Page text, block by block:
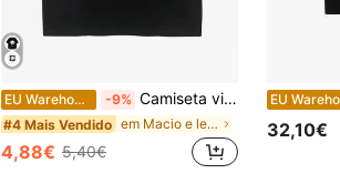
EU Warehouse -9% Camiseta vintage engraçada com estampa de gato e ibuprofeno. Camiseta casual e estilosa. Estilo Harajuku.
#4 Mais Vendido em Macio e leve T-shirts masculinas
4,88€ 5,40€
32,10€